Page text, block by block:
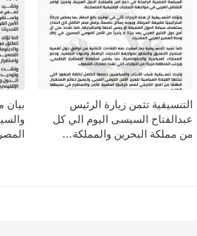
بيان
التنسيقية تثمن زيارة الرئيس
عبدالفتاح السيسى اليوم الي كل
من مملكة البحرين والمملكة…